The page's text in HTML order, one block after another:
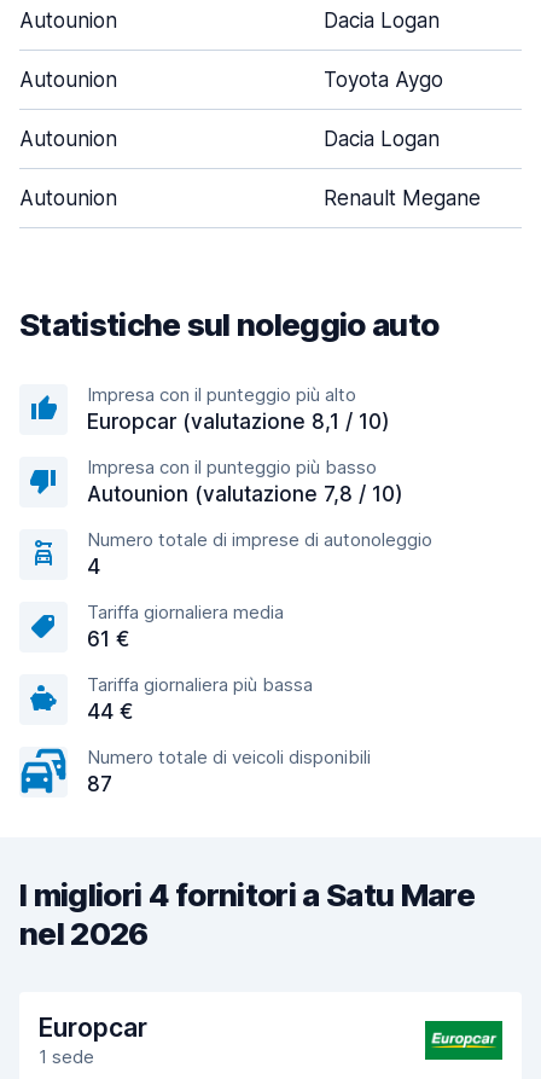
Autounion Dacia Logan
Autounion Toyota Aygo
Autounion Dacia Logan
Autounion Renault Megane
Statistiche sul noleggio auto
Impresa con il punteggio più alto
Europcar (valutazione 8,1 / 10)
Impresa con il punteggio più basso
Autounion (valutazione 7,8 / 10)
Numero totale di imprese di autonoleggio
4
Tariffa giornaliera media
61 €
Tariffa giornaliera più bassa
44 €
Numero totale di veicoli disponibili
87
I migliori 4 fornitori a Satu Mare
nel 2026
Europcar
1 sede